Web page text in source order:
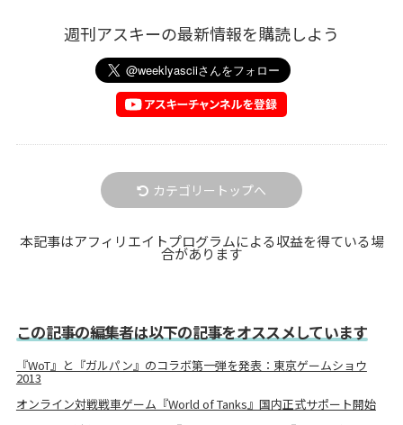
週刊アスキーの最新情報を購読しよう
カテゴリートップへ
本記事はアフィリエイトプログラムによる収益を得ている場
合があります
この記事の編集者は以下の記事をオススメしています
『WoT』と『ガルパン』のコラボ第一弾を発表：東京ゲームショウ
2013
オンライン対戦戦車ゲーム『World of Tanks』国内正式サポート開始